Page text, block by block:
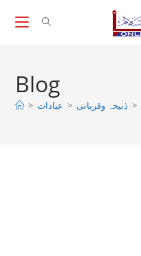
Blog
> عبادات > ذبیحہ وقربانی >